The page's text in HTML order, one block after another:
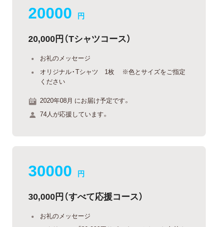
20000 円
20,000円（Tシャツコース）
お礼のメッセージ
オリジナル・Tシャツ 1枚 ※色とサイズをご指定
ください
2020年08月 にお届け予定です。
74人が応援しています。
30000 円
30,000円（すべて応援コース）
お礼のメッセージ